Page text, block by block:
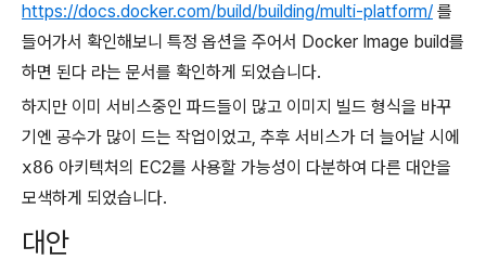
https://docs.docker.com/build/building/multi-platform/ 를
들어가서 확인해보니 특정 옵션을 주어서 Docker Image build를
하면 된다 라는 문서를 확인하게 되었습니다.
하지만 이미 서비스중인 파드들이 많고 이미지 빌드 형식을 바꾸
기엔 공수가 많이 드는 작업이었고, 추후 서비스가 더 늘어날 시에
x86 아키텍처의 EC2를 사용할 가능성이 다분하여 다른 대안을
모색하게 되었습니다.
대안